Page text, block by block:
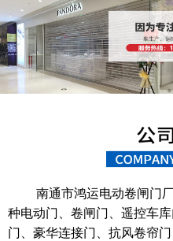
南通市鸿运电动卷闸门
种电动门、卷闸门、遥控车
门、豪华连接门、抗风卷帘